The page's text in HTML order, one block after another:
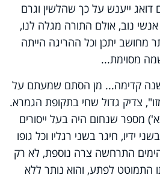
דואג ייענש על כך שהלשין וגרם
נוב, אולם התורה מגלה לנו,
מחושב יתכן וכל ההריגה הייתה
מסוימת...
קדימה... מן הסתם שמעתם על
צדיק גדול שחי בתקופת הגמרא.
מספר שנחום היה בעל ייסורים
ידיו, חיגר בשני רגליו וכל גופו
התרחשה צרה נוספת, לא רק
התמוטט לפתע, והוא נותר ללא